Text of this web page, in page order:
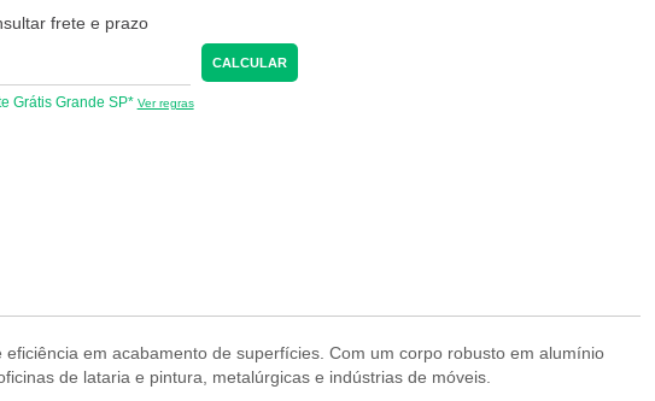
frete e prazo
CALCULAR
Grátis Grande SP* Ver regras
em acabamento de superfícies. Com um corpo robusto em alumínio
de lataria e pintura, metalúrgicas e indústrias de móveis.